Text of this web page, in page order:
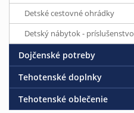
Detské cestovné ohrádky
Detský nábytok - príslušenstvo
Dojčenské potreby
Tehotenské doplnky
Tehotenské oblečenie